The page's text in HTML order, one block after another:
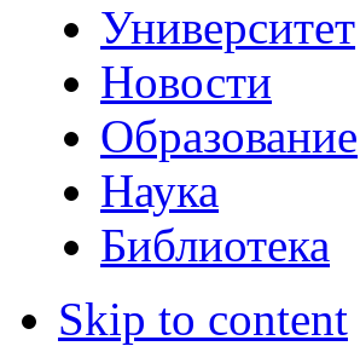
Университет
Новости
Образование
Наука
Библиотека
Skip to content